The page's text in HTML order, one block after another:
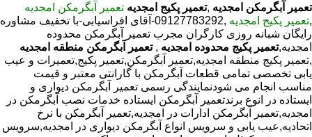
تعمیر آبگرمکن امجدیه ,تعمیر پکیج امجدیه تعمیر آبگرمکن امجدیه
,تعمیر پکیج امجدیه
,09127783292-آقای افراسیابی-با تخفیف مشاوره
رایگان شبانه روزی کارگران مجرب تعمیر آبگرمکن محدوده
امجدیه,تعمیر پکیج محدوده امجدیه , تعمیر آبگرمکن منطقه امجدیه
,تعمیر پکیج منطقه امجدیه,تعمیر آبگرمکن,تعمیر پکیج,تعمیرات و عیب
یابی تخصصی تمامی قطعات آبگرمکن با گارانتی معتبر و قیمت
مناسب انجام می شودنمایندگی رسمی تعمیر آبگرمکن دیواری و
ایستاده در انوع برندتعمیر آبگرمکن ایستاده خدمات نصب آبگرمکن در
امجدیه,تعمیر آبگرمکن ادارات در امجدیه,تعمیر آبگرمکن با نرخ
اتحادیه,عیب یابی و سرویس انواع آبگرمکن دیواری در امجدیه,سرویس